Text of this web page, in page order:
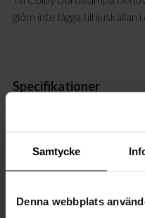
Samtycke
Denna webbplats
glöm inte lägga till ljuskällan i
Specifikationer
Mått